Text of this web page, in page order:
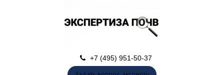
+7 (495) 951-50-37